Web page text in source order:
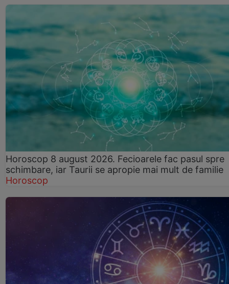
Horoscop 8 august 2026. Fecioarele fac pasul spre
schimbare, iar Taurii se apropie mai mult de familie
Horoscop